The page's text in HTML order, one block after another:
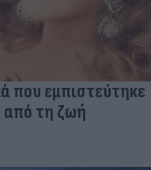
που εμπιστεύτηκε
από τη ζωή